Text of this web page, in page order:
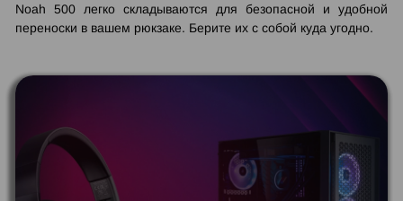
Noah 500 легко складываются для безопасной и удобной
переноски в вашем рюкзаке. Берите их с собой куда угодно.